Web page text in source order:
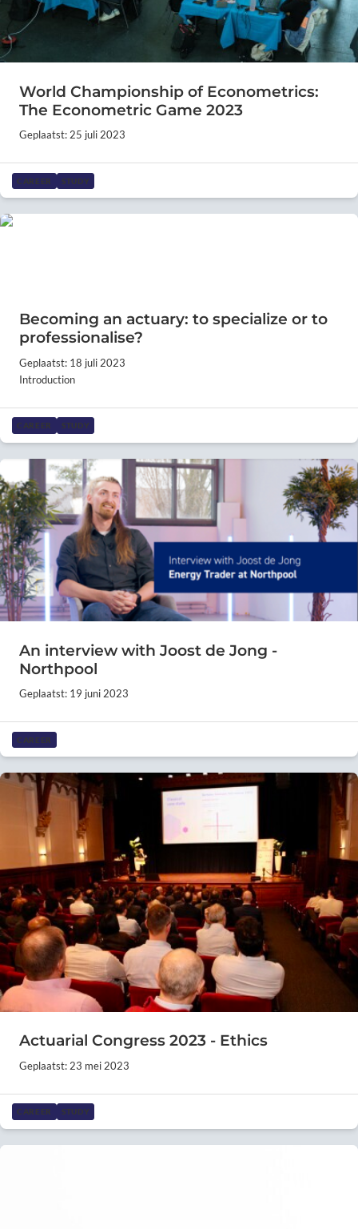
World Championship of Econometrics:
The Econometric Game 2023
Geplaatst: 25 juli 2023
CAREER STUDY
Becoming an actuary: to specialize or to
professionalise?
Geplaatst: 18 juli 2023
Introduction
CAREER STUDY
An interview with Joost de Jong -
Northpool
Geplaatst: 19 juni 2023
CAREER
Actuarial Congress 2023 - Ethics
Geplaatst: 23 mei 2023
CAREER STUDY